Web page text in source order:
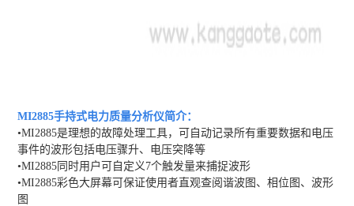
MI2885手持式电力质量分析仪简介：
•MI2885是理想的故障处理工具，可自动记录所有重要数据和电压
事件的波形包括电压骤升、电压突降等
•MI2885同时用户可自定义7个触发量来捕捉波形
•MI2885彩色大屏幕可保证使用者直观查阅谐波图、相位图、波形
图